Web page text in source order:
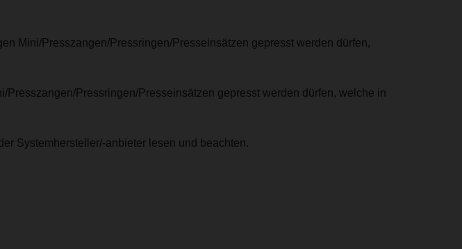
Mini/Presszangen/Pressringen/Presseinsätzen gepresst werden dürfen,
Pressringen/Presseinsätzen gepresst werden dürfen, welche in
Systemhersteller/-anbieter lesen und beachten.